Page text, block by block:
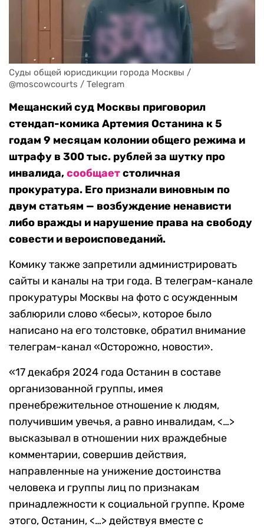
Суды общей юрисдикции города Москвы /
@moscowcourts / Telegram
Мещанский суд Москвы приговорил
стендап-комика Артемия Останина к 5
годам 9 месяцам колонии общего режима и
штрафу в 300 тыс. рублей за шутку про
инвалида,сообщаетстоличная
прокуратура. Его признали виновным по
двум статьям — возбуждение ненависти
либо вражды и нарушение права на свободу
совести и вероисповеданий.
Комику также запретили администрировать
сайты и каналы на три года. В телеграм-канале
прокуратуры Москвы на фото с осужденным
заблюрили слово «бесы», которое было
написано на его толстовке, обратил внимание
телеграм-канал «Осторожно, новости».
«17 декабря 2024 года Останин в составе
организованной группы, имея
пренебрежительное отношение к людям,
получившим увечья, а равно инвалидам, <…>
высказывал в отношении них враждебные
комментарии, совершив действия,
направленные на унижение достоинства
человека и группы лиц по признакам
принадлежности к социальной группе. Кроме
этого, Останин, <…> действуя вместе с